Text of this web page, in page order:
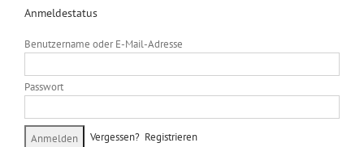
Anmeldestatus
Benutzername oder E-Mail-Adresse
Passwort
Vergessen? Registrieren